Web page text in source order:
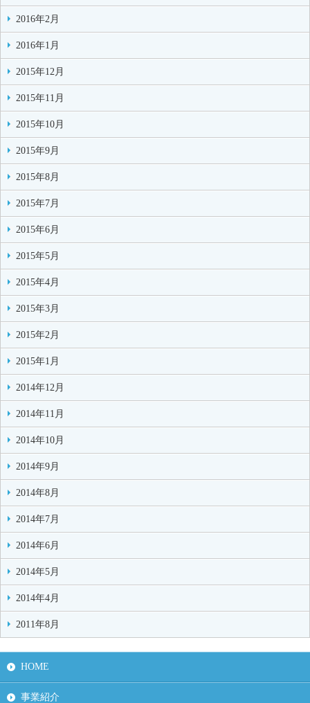
2016年2月
2016年1月
2015年12月
2015年11月
2015年10月
2015年9月
2015年8月
2015年7月
2015年6月
2015年5月
2015年4月
2015年3月
2015年2月
2015年1月
2014年12月
2014年11月
2014年10月
2014年9月
2014年8月
2014年7月
2014年6月
2014年5月
2014年4月
2011年8月
HOME
事業紹介